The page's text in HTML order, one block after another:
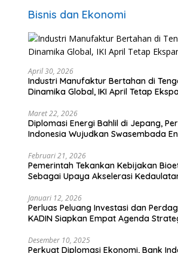
Bisnis dan Ekonomi
April 30, 2026
Industri Manufaktur Bertahan di
Dinamika Global, IKI April Tetap
Maret 22, 2026
Diplomasi Energi Bahlil di Jepang,
Indonesia Wujudkan Swasembada
Februari 21, 2026
Pemerintah Tekankan Kebijakan
Sebagai Upaya Akselerasi
Januari 12, 2026
Perluas Peluang Investasi dan
KADIN Siapkan Empat Agenda
Desember 10, 2025
Perkuat Diplomasi Ekonomi, Bank